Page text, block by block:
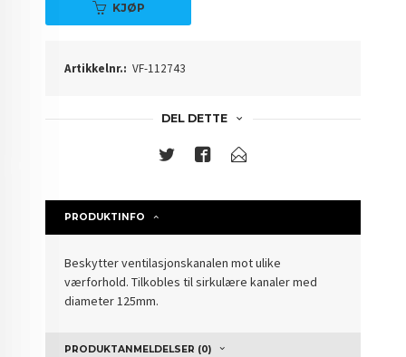
KJØP
Artikkelnr.: VF-112743
DEL DETTE
PRODUKTINFO
Beskytter ventilasjonskanalen mot ulike
værforhold. Tilkobles til sirkulære kanaler med
diameter 125mm.
PRODUKTANMELDELSER (0)